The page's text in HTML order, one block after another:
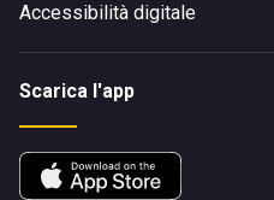
Accessibilità digitale
Scarica l'app